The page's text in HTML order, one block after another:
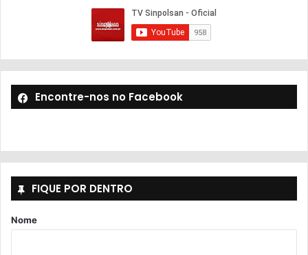
Encontre-nos no Facebook
FIQUE POR DENTRO
Nome